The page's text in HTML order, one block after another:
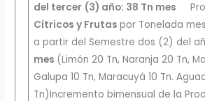
del tercer (3) año: 38 Tn mes
Cítricos y Frutas por Tonelada
a partir del Semestre dos (2) del
mes (Limón 20 Tn, Naranja 20 Tn,
Galupa 10 Tn, Maracuyá 10 Tn.
Tn)Incremento bimensual de la